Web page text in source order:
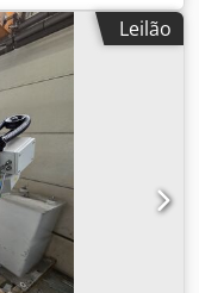
– venda garantida
Leilão de dois
sistema de visão!
3 kg Diâmetro
de repetição da
da trajetória:
DA
– 600 V
energia com carga
seleção e
a +45 °C
< 70 dB(A)
Leilão